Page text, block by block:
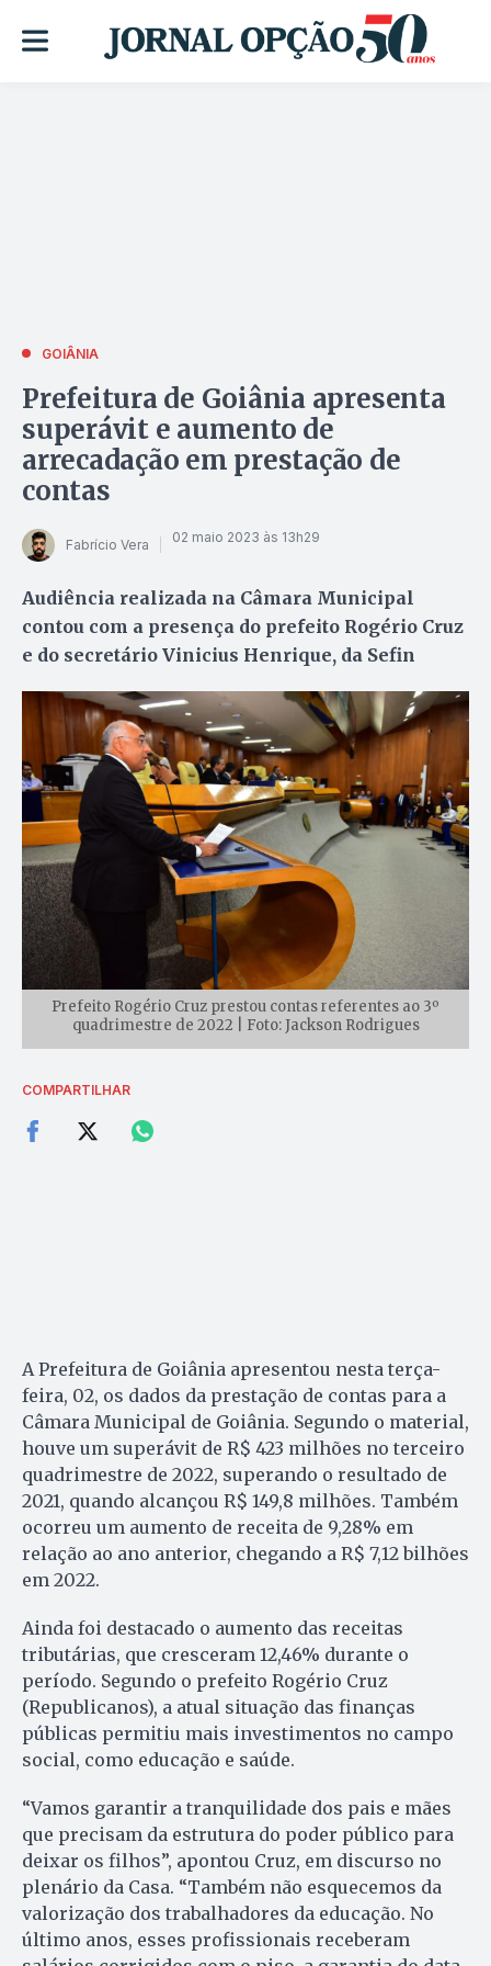
GOIÂNIA
Prefeitura de Goiânia apresenta
superávit e aumento de
arrecadação em prestação de
contas
Fabrício Vera 02 maio 2023 às 13h29
Audiência realizada na Câmara Municipal
contou com a presença do prefeito Rogério Cruz
e do secretário Vinicius Henrique, da Sefin
Prefeito Rogério Cruz prestou contas referentes ao 3º
quadrimestre de 2022 | Foto: Jackson Rodrigues
COMPARTILHAR
A Prefeitura de Goiânia apresentou nesta terça-
feira, 02, os dados da prestação de contas para a
Câmara Municipal de Goiânia. Segundo o material,
houve um superávit de R$ 423 milhões no terceiro
quadrimestre de 2022, superando o resultado de
2021, quando alcançou R$ 149,8 milhões. Também
ocorreu um aumento de receita de 9,28% em
relação ao ano anterior, chegando a R$ 7,12 bilhões
em 2022.
Ainda foi destacado o aumento das receitas
tributárias, que cresceram 12,46% durante o
período. Segundo o prefeito Rogério Cruz
(Republicanos), a atual situação das finanças
públicas permitiu mais investimentos no campo
social, como educação e saúde.
“Vamos garantir a tranquilidade dos pais e mães
que precisam da estrutura do poder público para
deixar os filhos”, apontou Cruz, em discurso no
plenário da Casa. “Também não esquecemos da
valorização dos trabalhadores da educação. No
último anos, esses profissionais receberam